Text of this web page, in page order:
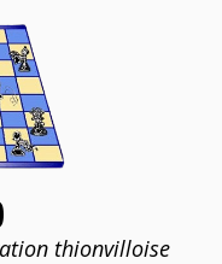
thionvilloise